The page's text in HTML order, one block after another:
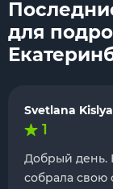
для
Svetlana
1
Добрый день.
собрала свою